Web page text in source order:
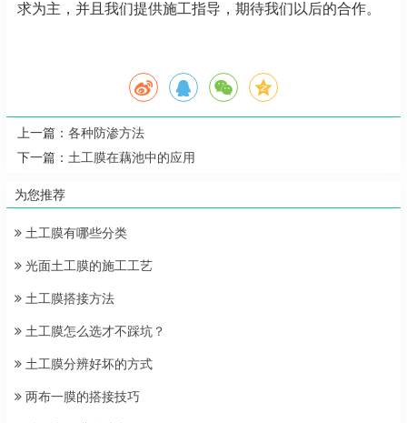
求为主，并且我们提供施工指导，期待我们以后的合作。
上一篇： 各种防渗方法
下一篇： 土工膜在藕池中的应用
为您推荐
土工膜有哪些分类
光面土工膜的施工工艺
土工膜搭接方法
土工膜怎么选才不踩坑？
土工膜分辨好坏的方式
两布一膜的搭接技巧